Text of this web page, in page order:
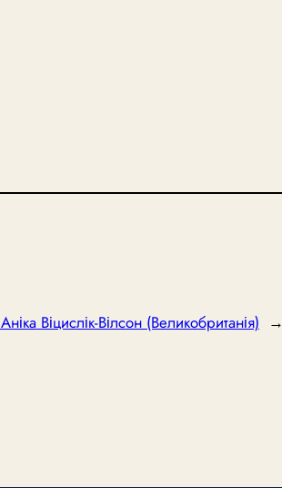
Аніка Віцислік-Вілсон (Великобританія) →